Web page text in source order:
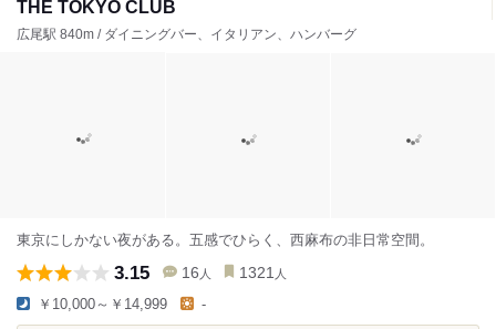
THE TOKYO CLUB
広尾駅 840m / ダイニングバー、イタリアン、ハンバーグ
東京にしかない夜がある。五感でひらく、西麻布の非日常空間。
3.15 16 人 1321 人
￥10,000～￥14,999 -